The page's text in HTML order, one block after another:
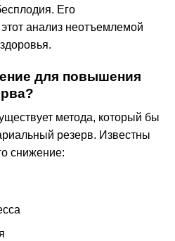
Его
анализ неотъемлемой
для повышения
метода, который бы
резерв. Известны
снижение: